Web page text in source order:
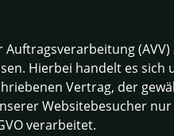
Hierbei handelt es sich
Vertrag, der
Websitebesucher
verarbeitet.